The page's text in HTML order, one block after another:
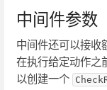
中间件参数
中间件还可以接收
在执行给定动作之
以创建一个